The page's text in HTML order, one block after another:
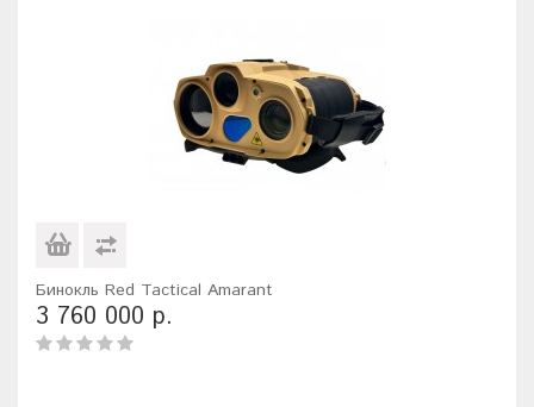
Бинокль Red Tactical Amarant
3 760 000 р.